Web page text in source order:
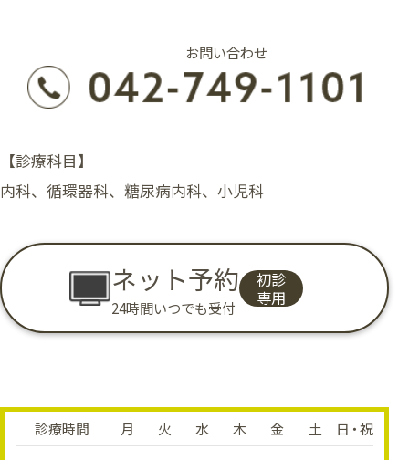
お問い合わせ
【診療科目】
内科、循環器科、糖尿病内科、小児科
ネット予約
24時間いつでも受付
初診
専用
診療時間 月 火 水 木 金 土 日・祝